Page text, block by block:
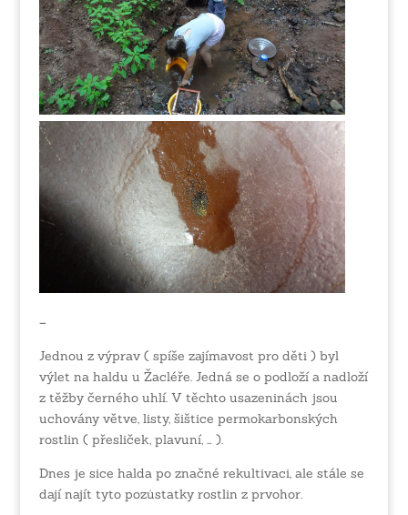
–
Jednou z výprav ( spíše zajímavost pro děti ) byl
výlet na haldu u Žacléře. Jedná se o podloží a nadloží
z těžby černého uhlí. V těchto usazeninách jsou
uchovány větve, listy, šištice permokarbonských
rostlin ( přesliček, plavuní, … ).
Dnes je sice halda po značné rekultivaci, ale stále se
dají najít tyto pozůstatky rostlin z prvohor.